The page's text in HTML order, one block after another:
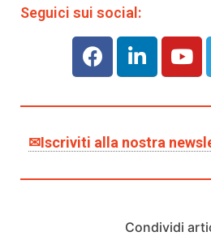
Seguici sui social:
✉Iscriviti alla nostra
Condividi